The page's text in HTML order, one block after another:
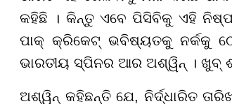
କହିଛି । କିନ୍ତୁ ଏବେ ପିସିବିକୁ ଏହି
ପାକ୍ କ୍ରିକେଟ୍ ଭବିଷ୍ୟତକୁ ନର୍କକୁ
ଭାରତୀୟ ସ୍ପିନର ଆର ଅଶ୍ୱିନ୍ । ଖୁବ୍
ଅଶ୍ୱିନ୍ କହିଛନ୍ତି ଯେ, ନିର୍ଦ୍ଧାରିତ